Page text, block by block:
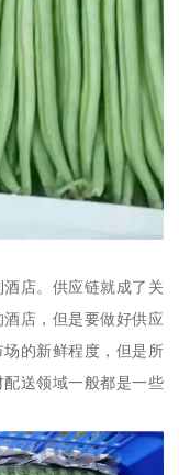
店。供应链就成了关
店，但是要做好供应
的新鲜程度，但是所
送领域一般都是一些